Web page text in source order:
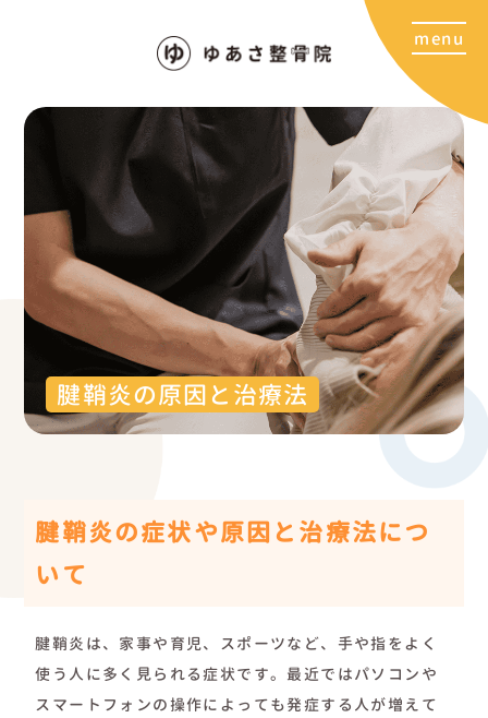
腱鞘炎の原因と治療法
腱鞘炎の症状や原因と治療法につ
いて
腱鞘炎は、家事や育児、スポーツなど、手や指をよく
使う人に多く見られる症状です。最近ではパソコンや
スマートフォンの操作によっても発症する人が増えて